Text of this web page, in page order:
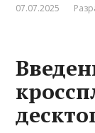
07.07.2025